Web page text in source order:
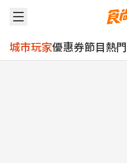
城市玩家優惠券節目熱門